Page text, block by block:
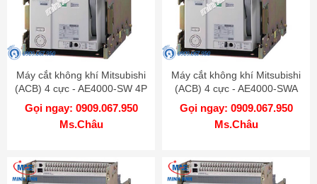
Máy cắt không khí Mitsubishi
(ACB) 4 cực - AE4000-SW 4P
4000A 130kA FIX
Gọi ngay: 0909.067.950
Ms.Châu
Máy cắt không khí Mitsubishi
(ACB) 4 cực - AE4000-SWA
4P 4000A 100kA FIX
Gọi ngay: 0909.067.950
Ms.Châu